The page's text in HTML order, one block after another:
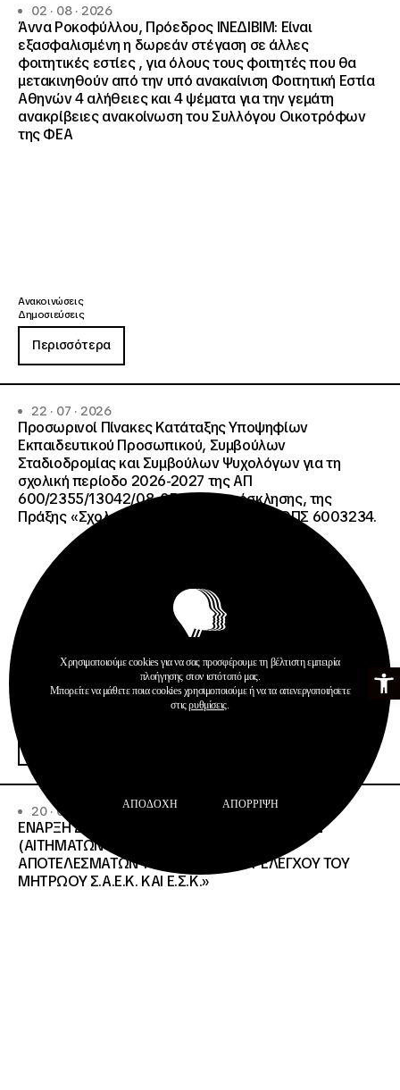
Ανοίξτε
02 · 08 · 2026
Άννα Ροκοφύλλου, Πρόεδρος ΙΝΕΔΙΒΙΜ: Είναι
εξασφαλισμένη η δωρεάν στέγαση σε άλλες
φοιτητικές εστίες , για όλους τους φοιτητές που θα
μετακινηθούν από την υπό ανακαίνιση Φοιτητική Εστία
Αθηνών 4 αλήθειες και 4 ψέματα για την γεμάτη
ανακρίβειες ανακοίνωση του Συλλόγου Οικοτρόφων
της ΦΕΑ
Ανακοινώσεις
Δημοσιεύσεις
Περισσότερα
22 · 07 · 2026
Προσωρινοί Πίνακες Κατάταξης Υποψηφίων
Εκπαιδευτικού Προσωπικού, Συμβούλων
Σταδιοδρομίας και Συμβούλων Ψυχολόγων για τη
σχολική περίοδο 2026-2027 της ΑΠ
600/2355/13042/08-05-2026 πρόσκλησης, της
Πράξης «Σχολεία Δεύτερης Ευκαιρίας», ΟΠΣ 6003234.
20 · 07 · 2026
ΕΝΑΡΞΗ ΔΙΑΔΙΚΑΣΙΑΣ ΥΠΟΒΟΛΗΣ ΕΝΣΤΑΣΕΩΝ
(ΑΙΤΗΜΑΤΩΝ ΕΠΑΝΕΛΕΓΧΟΥ) ΕΠΙ ΤΩΝ
ΑΠΟΤΕΛΕΣΜΑΤΩΝ ΤΟΥ ΔΙΟΙΚΗΤΙΚΟΥ ΕΛΕΓΧΟΥ ΤΟΥ
ΜΗΤΡΩΟΥ Σ.Α.Ε.Κ. ΚΑΙ Ε.Σ.Κ.»
Χρησιμοποιούμε cookies για να σας προσφέρουμε τη βέλτιστη εμπειρία
πλοήγησης στον ιστότοπό μας.
Μπορείτε να μάθετε ποια cookies χρησιμοποιούμε ή να τα απενεργοποιήσετε
στιςρυθμίσεις.
ΑΠΟΔΟΧΉ ΑΠΌΡΡΙΨΗ